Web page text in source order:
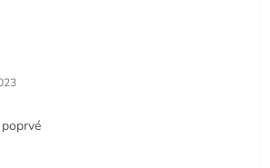
obchodu je 5 z 5 hvězdiček.